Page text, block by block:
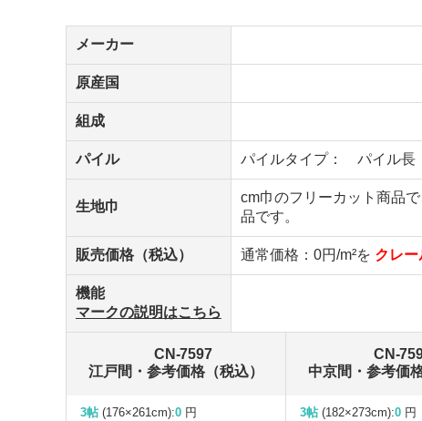
メーカー
原産国
組成
パイル パイルタイプ： パイル
生地巾
cm巾のフリーカット商品
品です。
販売価格（税込） 通常価格：0円/m²を クレー
機能
マークの説明はこちら
CN-7597
江戸間・参考価格（税込）
3帖(176×261cm):0円
CN-
中京間・参考価
3帖(182×273cm):0円